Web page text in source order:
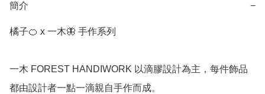
簡介 −
橘子🍊 x 一木🦋 手作系列
一木 FOREST HANDIWORK 以滴膠設計為主，每件飾品
都由設計者一點一滴親自手作而成。